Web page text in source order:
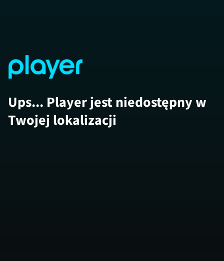
Ups... Player jest niedostępny w
Twojej lokalizacji